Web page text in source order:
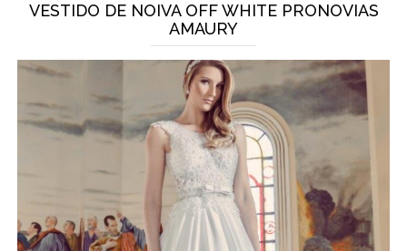
VESTIDO DE NOIVA OFF WHITE PRONOVIAS
AMAURY